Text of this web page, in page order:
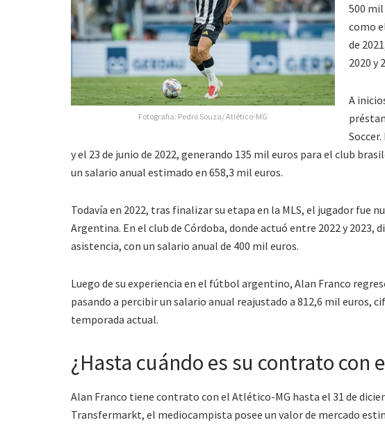
Fotografia: Pedro Souza/ Atlético-MG
500
como
de
2020 y
A
y el 23 de junio de 2022, generando 135 mil euros para el club
un salario anual estimado en 658,3 mil euros.
Todavía en 2022, tras finalizar su etapa en la MLS, el jugador fue
Argentina. En el club de Córdoba, donde actuó entre 2022 y 2023,
asistencia, con un salario anual de 400 mil euros.
Luego de su experiencia en el fútbol argentino, Alan Franco
pasando a percibir un salario anual reajustado a 812,6 mil euros,
temporada actual.
¿Hasta cuándo es su contrato con
Alan Franco tiene contrato con el Atlético-MG hasta el 31 de
Transfermarkt, el mediocampista posee un valor de mercado